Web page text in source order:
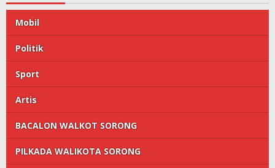
Mobil
Politik
Sport
Artis
BACALON WALKOT SORONG
PILKADA WALIKOTA SORONG